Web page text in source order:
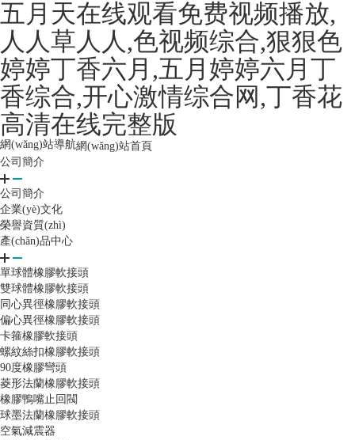
五月天在线观看免费视频播放,
人人草人人,色视频综合,狠狠色
婷婷丁香六月,五月婷婷六月丁
香综合,开心激情综合网,丁香花
高清在线完整版
網(wǎng)站導航網(wǎng)站首頁
公司簡介
公司簡介
企業(yè)文化
榮譽資質(zhì)
產(chǎn)品中心
單球體橡膠軟接頭
雙球體橡膠軟接頭
同心異徑橡膠軟接頭
偏心異徑橡膠軟接頭
卡箍橡膠軟接頭
螺紋絲扣橡膠軟接頭
90度橡膠彎頭
菱形法蘭橡膠軟接頭
橡膠鴨嘴止回閥
球墨法蘭橡膠軟接頭
空氣減震器